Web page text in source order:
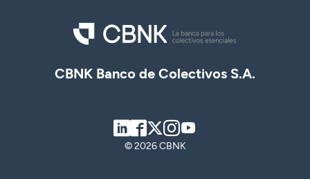
CBNK Banco de Colectivos S.A.
LinkedIn
Facebook
TwitterInstagram
© 2026 CBNK